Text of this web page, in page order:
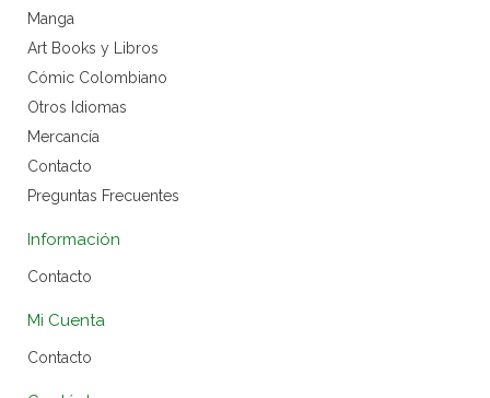
Manga
Art Books y Libros
Cómic Colombiano
Otros Idiomas
Mercancía
Contacto
Preguntas Frecuentes
Información
Contacto
Mi Cuenta
Contacto